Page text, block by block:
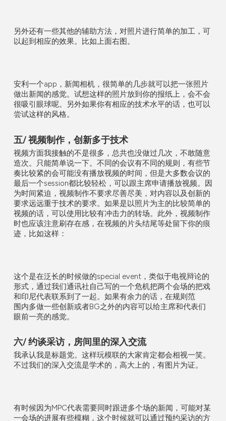
另外还有一些其他的辅助方法，对照片进行简单的加工，可
以起到相应的效果。比如上面右图。
安利一个app，新闻相机，很简单的几步就可以把一张照片
做出新闻的感觉。试想这样的照片放到你的报纸上，会不会
很吸引眼球呢。另外如果你有相应的技术水平的话，也可以
尝试这样的风格。
五/ 视频制作，创新多于技术
视频方面我接触的不是很多，总共也没做过几次，不敢随意
造次。只能简单说一下。不同的会议有不同的规则，有些节
奏比较紧的会可能没有播放视频的时间，但是大多数会议的
最后一个session都比较轻松，可以跟主席申请播放视频。因
为时间紧迫，视频制作不要求尽善尽美，对内容以及创新的
要求远远重于技术的要求。如果是以照片为主的比较简单的
视频的话，可以使用比较有冲击力的转场。此外，视频制作
时也应该注意刷存在感，在视频的片头结尾等处留下你的痕
迹，比如这样：
这个是在泛长的时候做的special event，类似于电视辩论的
形式，通过我们通讯社自己写的一个危机把两个会场的把戏
和印尼代表联系到了一起。如果有余力的话，在规则范
围内多做一些创新或者BG之外的内容可以给主席和代表们
眼前一亮的感觉。
六/ 约谈采访，房间里的深入交流
我承认我是标题党。这样玩模联的大家肯定都会相视一笑。
不过我们的深入交流是学术的，高大上的，有图片为证。
有时候因为MPC代表需要同时跟进多个场的新闻，可能对某
一会场的进展有些模糊，这个时候就可以通过预约采访的方